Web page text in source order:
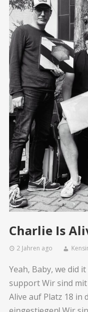
Charlie Is
2 Jahren ago
Yeah, Baby, we did
support Wir sind
Alive auf Platz 18 in